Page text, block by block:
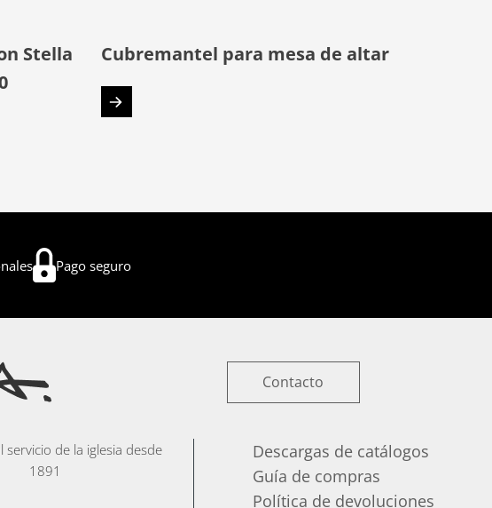
Stella
Cubremantel para mesa de altar
Pago seguro
Contacto
servicio de la iglesia desde
1891
Descargas de catálogos
Guía de compras
Política de devoluciones